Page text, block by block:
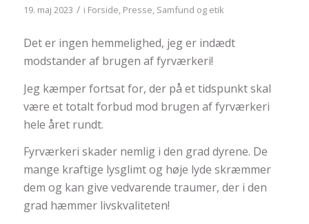
19. maj 2023 / i Forside, Presse, Samfund og etik
Det er ingen hemmelighed, jeg er indædt
modstander af brugen af fyrværkeri!
Jeg kæmper fortsat for, der på et tidspunkt skal
være et totalt forbud mod brugen af fyrværkeri
hele året rundt.
Fyrværkeri skader nemlig i den grad dyrene. De
mange kraftige lysglimt og høje lyde skræmmer
dem og kan give vedvarende traumer, der i den
grad hæmmer livskvaliteten!